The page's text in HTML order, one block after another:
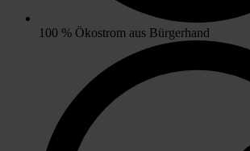
100 % Ökostrom aus Bürgerhand